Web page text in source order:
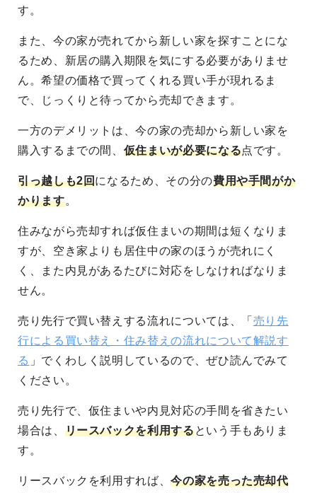
す。
また、今の家が売れてから新しい家を探すことにな
るため、新居の購入期限を気にする必要がありませ
ん。希望の価格で買ってくれる買い手が現れるま
で、じっくりと待ってから売却できます。
一方のデメリットは、今の家の売却から新しい家を
購入するまでの間、 仮住まいが必要になる点です。
引っ越しも2回になるため、その分の費用や手間がか
かります。
住みながら売却すれば仮住まいの期間は短くなりま
すが、空き家よりも居住中の家のほうが売れにく
く、また内見があるたびに対応をしなければなりま
せん。
売り先行で買い替えする流れについては、「 売り先
行による買い替え・住み替えの流れについて解説す
る 」でくわしく説明しているので、ぜひ読んでみて
ください。
売り先行で、仮住まいや内見対応の手間を省きたい
場合は、 リースバックを利用するという手もありま
す。
リースバックを利用すれば、今の家を売った売却代